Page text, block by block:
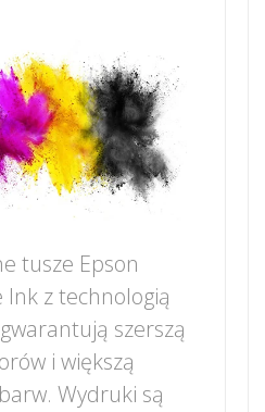
tusze Epson
z technologią
szerszą
i większą
Wydruki są